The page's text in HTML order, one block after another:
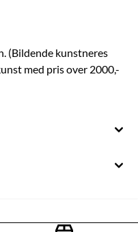
(Bildende kunstneres
med pris over 2000,-